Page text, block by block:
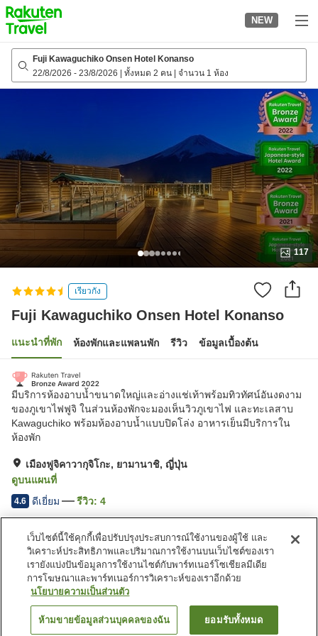
to
top
page
NEW
Fuji Kawaguchiko Onsen Hotel Konanso
22/8/2026 - 23/8/2026 ทั้งหมด 2 คน จำนวน 1 ห้อง
117
เรียวกัง
Fuji Kawaguchiko Onsen Hotel Konanso
แนะนำที่พัก ห้องพักและแพลนพัก รีวิว ข้อมูลเบื้องต้น
มีบริการห้องอาบน้ำขนาดใหญ่และอ่างแช่เท้าพร้อมทิวทัศน์อันงดงาม
ของภูเขาไฟฟูจิ ในส่วนห้องพักจะมองเห็นวิวภูเขาไฟ และทะเลสาบ
Kawaguchiko พร้อมห้องอาบน้ำแบบปิดโล่ง อาหารเย็นมีบริการใน
ห้องพัก
เมืองฟูจิคาวากุจิโกะ, ยามานาชิ, ญี่ปุ่น
ดูบนแผนที่
4.6 ดีเยี่ยม รีวิว: 4
สิ่งอำนวยความสะดวกในที่พัก
บริการรับส่ง
บริการส่งสินค้า
บริการโทรปลุก
อาหารพิเศษ (ผู้มีอาการแพ้)
หน้าแรก ญี่ปุ่น ยามานาชิ
เมืองฟูจิคาวากุจิโกะ
Fuji Kawaguchiko Onsen Hotel Konanso
ค้นหาห้องพัก
เว็บไซต์นี้ใช้คุกกี้เพื่อปรับปรุงประสบการณ์ใช้งานของผู้ใช้ และ
วิเคราะห์ประสิทธิภาพและปริมาณการใช้งานบนเว็บไซต์ของเรา
เรายังแบ่งปันข้อมูลการใช้งานไซต์กับพาร์ทเนอร์โซเชียลมีเดีย
การโฆษณาและพาร์ทเนอร์การวิเคราะห์ของเราอีกด้วย
นโยบายความเป็นส่วนตัว
ห้ามขายข้อมูลส่วนบุคคลของฉัน ยอมรับทั้งหมด